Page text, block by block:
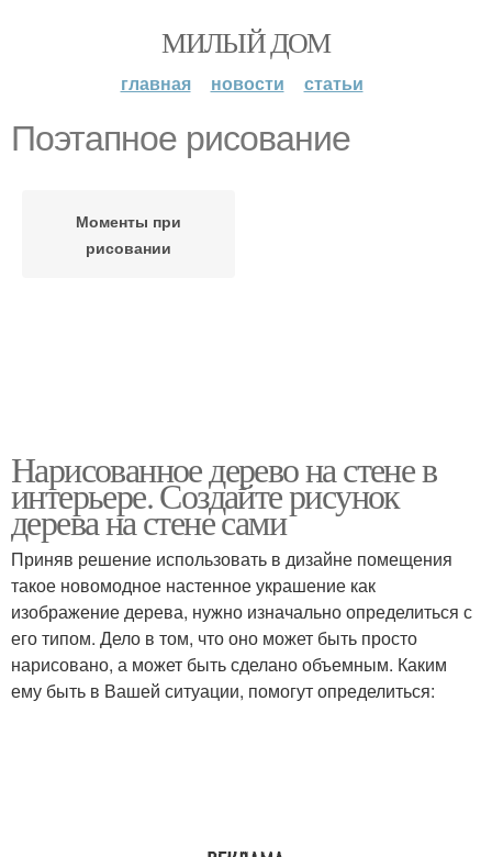
МИЛЫЙ ДОМ
главная новости статьи
Поэтапное рисование
Моменты при
рисовании
Нарисованное дерево на стене в
интерьере. Создайте рисунок
дерева на стене сами
Приняв решение использовать в дизайне помещения
такое новомодное настенное украшение как
изображение дерева, нужно изначально определиться с
его типом. Дело в том, что оно может быть просто
нарисовано, а может быть сделано объемным. Каким
ему быть в Вашей ситуации, помогут определиться: